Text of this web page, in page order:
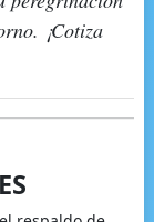
¡Cotiza